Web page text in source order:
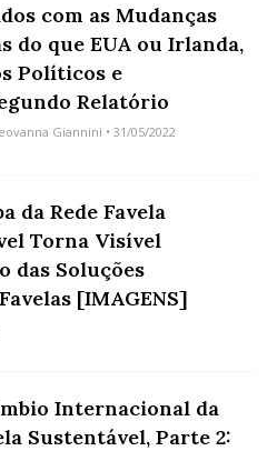
com as Mudanças
do que EUA ou Irlanda,
Políticos e
Relatório
Giannini • 31/05/2022
da Rede Favela
Torna Visível
das Soluções
[IMAGENS]
Internacional da
Sustentável, Parte 2: